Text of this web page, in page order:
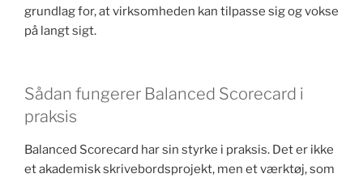
grundlag for, at virksomheden kan tilpasse sig og vokse
på langt sigt.
Sådan fungerer Balanced Scorecard i
praksis
Balanced Scorecard har sin styrke i praksis. Det er ikke
et akademisk skrivebordsprojekt, men et værktøj, som